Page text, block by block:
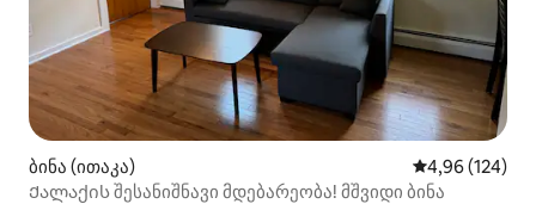
ბინა (ითაკა) საშუალო
4,96 (124)
Ქალაქის შესანიშნავი მდებარეობა! მშვიდი ბინა